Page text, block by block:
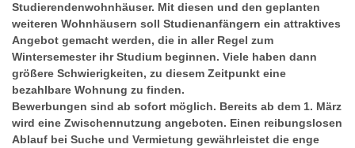
Studierendenwohnhäuser. Mit diesen und den geplanten
weiteren Wohnhäusern soll Studienanfängern ein attraktives
Angebot gemacht werden, die in aller Regel zum
Wintersemester ihr Studium beginnen. Viele haben dann
größere Schwierigkeiten, zu diesem Zeitpunkt eine
bezahlbare Wohnung zu finden.
Bewerbungen sind ab sofort möglich. Bereits ab dem 1. März
wird eine Zwischennutzung angeboten. Einen reibungslosen
Ablauf bei Suche und Vermietung gewährleistet die enge